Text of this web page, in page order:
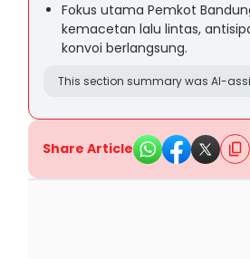
Fokus utama Pemkot
kemacetan lalu lintas,
konvoi berlangsung.
This section summary was AI-
Share Article